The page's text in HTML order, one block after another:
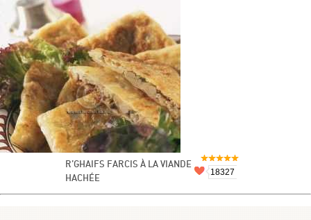
R’GHAIFS FARCIS À LA VIANDE
HACHÉE
18327